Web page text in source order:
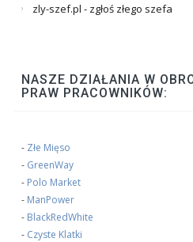
zly-szef.pl - zgłoś złego szefa
NASZE DZIAŁANIA W
PRAW PRACOWNIKÓW:
- Złe Mięso
- GreenWay
- Polo Market
- ManPower
- BlackRedWhite
- Czyste Klatki